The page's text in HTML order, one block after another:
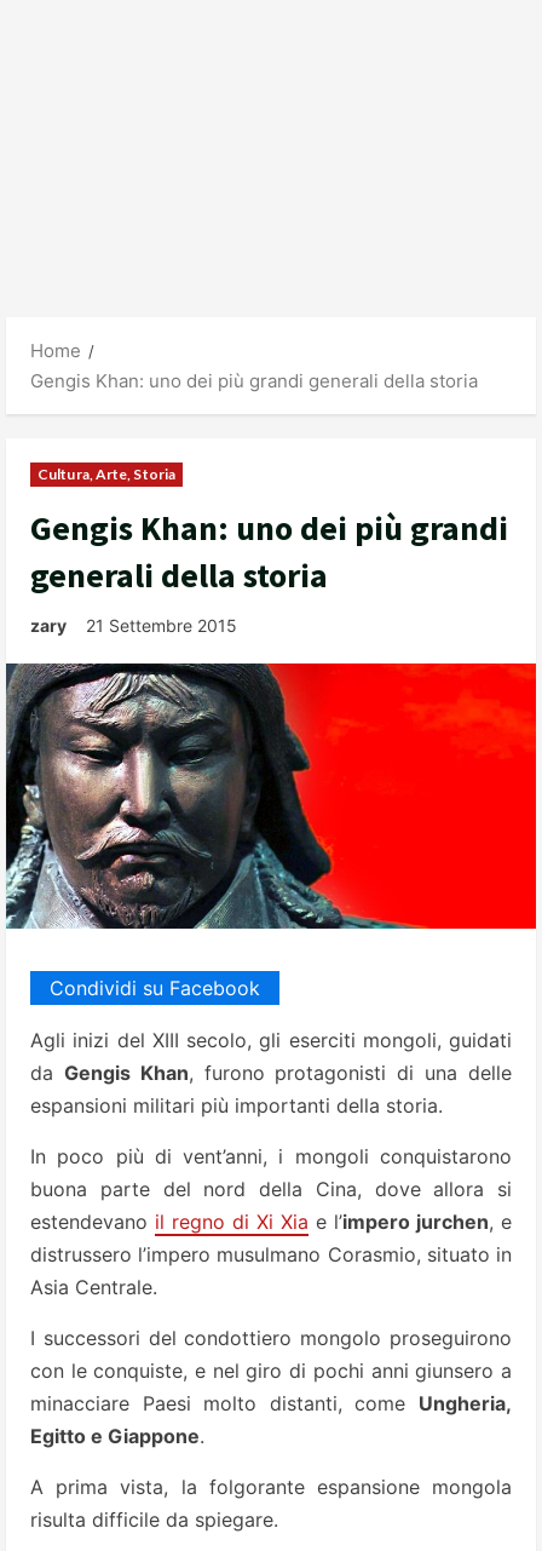
Home
Gengis Khan: uno dei più grandi generali della storia
Cultura, Arte, Storia
Gengis Khan: uno dei più grandi
generali della storia
zary 21 Settembre 2015
Condividi su Facebook
Agli inizi del XIII secolo, gli eserciti mongoli, guidati
da Gengis Khan, furono protagonisti di una delle
espansioni militari più importanti della storia.
In poco più di vent’anni, i mongoli conquistarono
buona parte del nord della Cina, dove allora si
estendevano il regno di Xi Xia e l’impero jurchen, e
distrussero l’impero musulmano Corasmio, situato in
Asia Centrale.
I successori del condottiero mongolo proseguirono
con le conquiste, e nel giro di pochi anni giunsero a
minacciare Paesi molto distanti, come Ungheria,
Egitto e Giappone.
A prima vista, la folgorante espansione mongola
risulta difficile da spiegare.